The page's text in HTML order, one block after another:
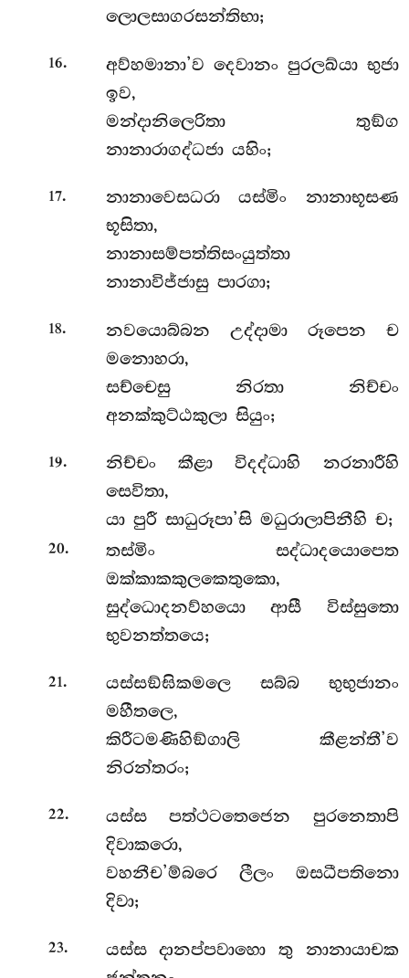
ලොලසාගරසන්තිභා;
16.
අව්හමානා’ව දෙවානං පුරලඛ්යා භුජා
ඉව,
මන්දානිලෙරිතා තුඞ්ග
නානාරාගද්ධජා යහිං;
17.
නානාවෙසධරා යස්මිං නානාභූසණ
භූසිතා,
නානාසම්පත්තිසංයුත්තා
නානාවිජ්ජාසු පාරගා;
18.
නවයොබ්බන උද්දාමා රූපෙන ච
මනොහරා,
සච්චෙසු නිරතා නිච්චං
අනක්කුට්ඨකුලා සියුං;
19.
නිච්චං කීළා විදද්ධාහි නරනාරීහි
සෙවිතා,
යා පුරී සාධුරූපා’සි මධුරාලාපිනීහි ච;
20.
තස්මිං සද්ධාදයොපෙත
ඔක්කාකකුලකෙතුකො,
සුද්ධොදනව්හයො ආසී විස්සුතො
භුවනත්තයෙ;
21.
යස්සඞ්ඝිකමලෙ සබ්බ භුභුජානං
මහීතලෙ,
කිරීටමණිහිඞ්ගාලි කීළන්තී’ව
නිරන්තරං;
22.
යස්ස පත්ථටතෙජෙන පුරනෙතාපි
දිවාකරො,
වහනීච’ම්බරෙ ලීලං ඔසධීපතිනො
දිවා;
23.
යස්ස දානප්පවාහො තු නානායාචක